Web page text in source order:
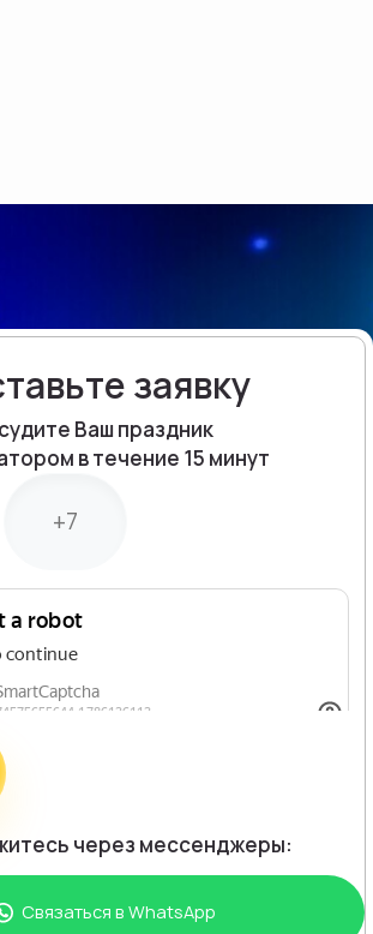
заявку
Ваш праздник
в течение 15 минут
через мессенджеры:
Связаться вWhatsApp